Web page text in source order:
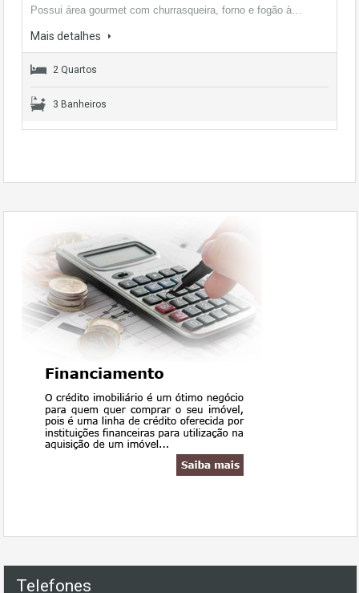
Possui área gourmet com churrasqueira, forno e fogão à…
Mais detalhes
2 Quartos
3 Banheiros
Telefones